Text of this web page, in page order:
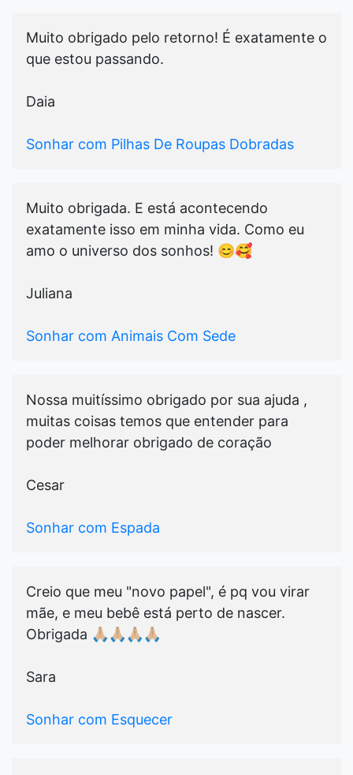
Muito obrigado pelo retorno! É exatamente o
que estou passando.
Daia
Sonhar com Pilhas De Roupas Dobradas
Muito obrigada. E está acontecendo
exatamente isso em minha vida. Como eu
amo o universo dos sonhos! 😊🥰
Juliana
Sonhar com Animais Com Sede
Nossa muitíssimo obrigado por sua ajuda ,
muitas coisas temos que entender para
poder melhorar obrigado de coração
Cesar
Sonhar com Espada
Creio que meu "novo papel", é pq vou virar
mãe, e meu bebê está perto de nascer.
Obrigada 🙏🏼🙏🏼🙏🏼🙏🏼
Sara
Sonhar com Esquecer